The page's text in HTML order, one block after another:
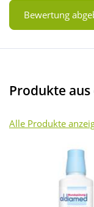
Bewertung
Produkte
Alle Produkte